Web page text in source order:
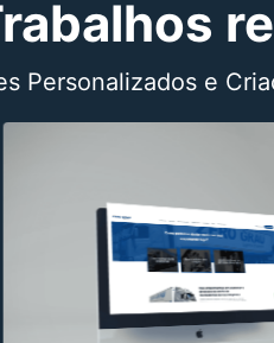
Personalizados e